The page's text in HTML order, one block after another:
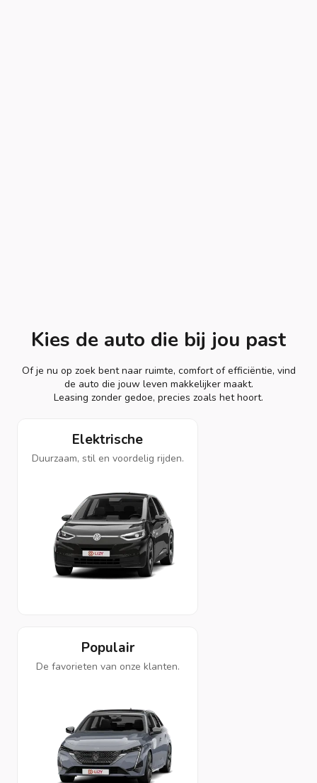
Kies de auto die bij jou past
Of je nu op zoek bent naar ruimte, comfort of efficiëntie, vind
de auto die jouw leven makkelijker maakt.
Leasing zonder gedoe, precies zoals het hoort.
Elektrische
Duurzaam, stil en voordelig rijden.
Populair
De favorieten van onze klanten.